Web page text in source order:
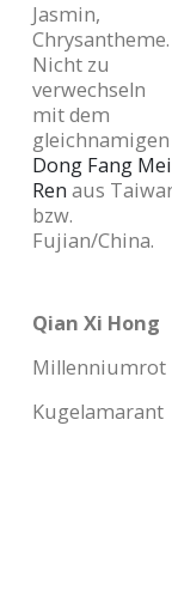
Jasmin,
Chrysantheme.
Nicht zu
verwechseln
mit dem
gleichnamigen
Dong Fang Mei
Ren aus
bzw.
Fujian/China.
Qian Xi Hong
Millenniumrot
Kugelamarant